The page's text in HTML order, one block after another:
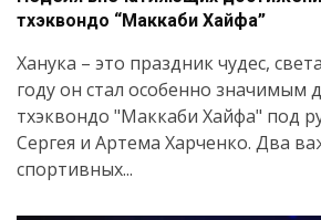
тхэквондо “Маккаби Хайфа”
Ханука – это праздник чудес,
году он стал особенно значимым
тхэквондо "Маккаби Хайфа" под
Сергея и Артема Харченко. Два
спортивных...